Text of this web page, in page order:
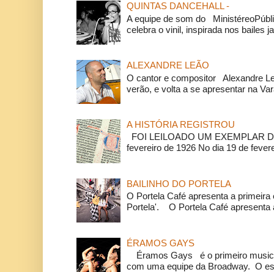
QUINTAS DANCEHALL -
A equipe de som do
celebra o vinil, inspirada nos bailes
ALEXANDRE LEÃO
O cantor e compositor Alexandre
verão, e volta a se apresentar na
A HISTÓRIA REGISTROU
FOI LEILOADO UM EXEMPLAR
fevereiro de 1926 No dia 19 de
BAILINHO DO PORTELA
O Portela Café apresenta a
Portela'. O Portela Café apresenta
ÉRAMOS GAYS
Éramos Gays é o primeiro
com uma equipe da Broadway. O